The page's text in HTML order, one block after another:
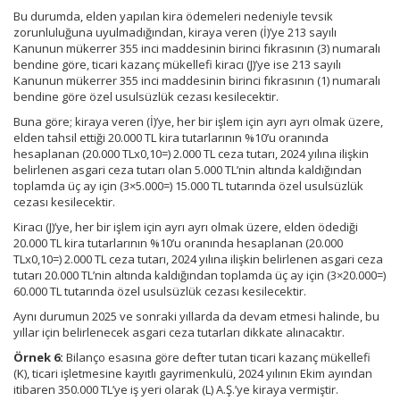
Bu durumda, elden yapılan kira ödemeleri nedeniyle tevsik
zorunluluğuna uyulmadığından, kiraya veren (İ)’ye 213 sayılı
Kanunun mükerrer 355 inci maddesinin birinci fıkrasının (3) numaralı
bendine göre, ticari kazanç mükellefi kiracı (J)’ye ise 213 sayılı
Kanunun mükerrer 355 inci maddesinin birinci fıkrasının (1) numaralı
bendine göre özel usulsüzlük cezası kesilecektir.
Buna göre; kiraya veren (İ)’ye, her bir işlem için ayrı ayrı olmak üzere,
elden tahsil ettiği 20.000 TL kira tutarlarının %10’u oranında
hesaplanan (20.000 TLx0,10=) 2.000 TL ceza tutarı, 2024 yılına ilişkin
belirlenen asgari ceza tutarı olan 5.000 TL’nin altında kaldığından
toplamda üç ay için (3×5.000=) 15.000 TL tutarında özel usulsüzlük
cezası kesilecektir.
Kiracı (J)’ye, her bir işlem için ayrı ayrı olmak üzere, elden ödediği
20.000 TL kira tutarlarının %10’u oranında hesaplanan (20.000
TLx0,10=) 2.000 TL ceza tutarı, 2024 yılına ilişkin belirlenen asgari ceza
tutarı 20.000 TL’nin altında kaldığından toplamda üç ay için (3×20.000=)
60.000 TL tutarında özel usulsüzlük cezası kesilecektir.
Aynı durumun 2025 ve sonraki yıllarda da devam etmesi halinde, bu
yıllar için belirlenecek asgari ceza tutarları dikkate alınacaktır.
Örnek 6: Bilanço esasına göre defter tutan ticari kazanç mükellefi
(K), ticari işletmesine kayıtlı gayrimenkulü, 2024 yılının Ekim ayından
itibaren 350.000 TL’ye iş yeri olarak (L) A.Ş.’ye kiraya vermiştir.